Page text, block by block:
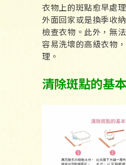
衣物上的斑點愈早處
外面回家或是換季收
檢查衣物。此外，無
容易洗壞的高級衣物
理。
清除斑點的基